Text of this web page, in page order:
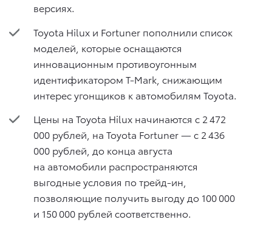
версиях.
Toyota Hilux и Fortuner пополнили список
моделей, которые оснащаются
инновационным противоугонным
идентификатором T-Mark, снижающим
интерес угонщиков к автомобилям Toyota.
Цены на Toyota Hilux начинаются с 2 472
000 рублей, на Toyota Fortuner — c 2 436
000 рублей, до конца августа
на автомобили распространяются
выгодные условия по трейд-ин,
позволяющие получить выгоду до 100 000
и 150 000 рублей соответственно.